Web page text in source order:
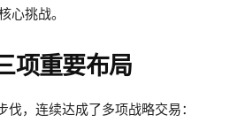
心挑战。
项重要布局
，连续达成了多项战略交易：